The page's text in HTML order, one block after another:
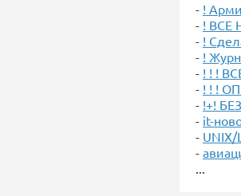
- !
- ! ВСЕ
- !
- !
- ! ! !
- ! ! !
- !+!
- it-
- UNIX/
-
...